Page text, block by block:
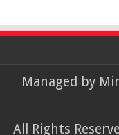
© All Rights